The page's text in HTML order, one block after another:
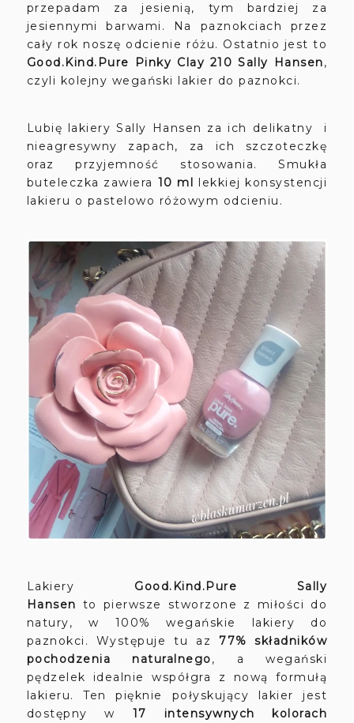
przepadam za jesienią, tym bardziej za
jesiennymi barwami. Na paznokciach przez
cały rok noszę odcienie różu. Ostatnio jest to
Good.Kind.Pure Pinky Clay 210 Sally Hansen,
czyli kolejny wegański lakier do paznokci.
Lubię lakiery Sally Hansen za ich delikatny i
nieagresywny zapach, za ich szczoteczkę
oraz przyjemność stosowania. Smukła
buteleczka zawiera 10 ml
lekkiej konsystencji
lakieru o pastelowo różowym odcieniu.
Lakiery Good.Kind.Pure Sally
Hansen to
pierwsze stworzone z miłości do
natury, w 100% wegańskie lakiery do
paznokci. Występuje tu az 77% składników
pochodzenia naturalnego, a wegański
pędzelek idealnie współgra z nową formułą
lakieru. Ten pięknie połyskujący lakier jest
dostępny w 17 intensywnych kolorach